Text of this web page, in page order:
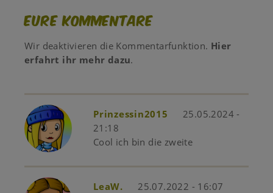
Eure Kommentare
Wir deaktivieren die Kommentarfunktion. Hier
erfahrt ihr mehr dazu.
Prinzessin2015
25.05.2024 -
21:18
Cool ich bin die zweite
LeaW.
25.07.2022 - 16:07